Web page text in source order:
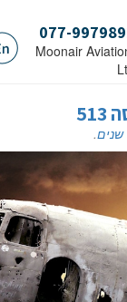
077-
.Moonair
שנים.